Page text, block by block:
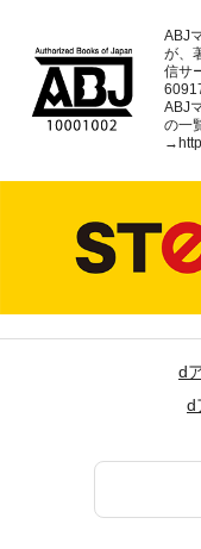
ABJ
が、
信サ
ABJ
の一
→
d
d